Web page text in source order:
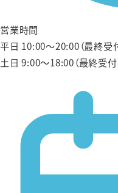
営業時間
平日 10:00〜20:00（最終受
土日 9:00〜18:00（最終受付